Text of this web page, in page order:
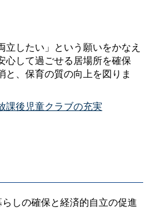
立したい」という願いをかなえ
心して過ごせる居場所を確保
と、保育の質の向上を図りま
課後児童クラブの充実
しの確保と経済的自立の促進